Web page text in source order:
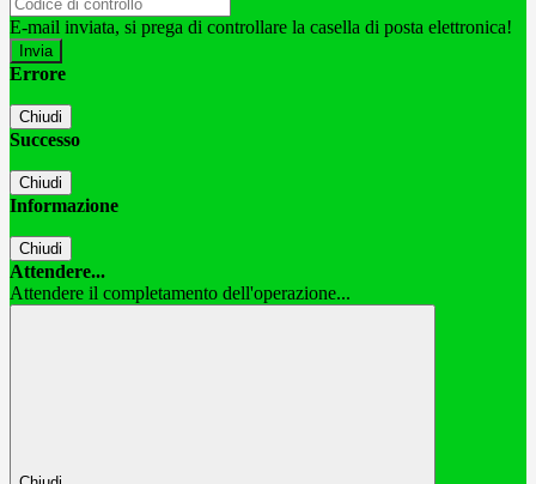
E-mail inviata, si prega di controllare la casella di posta elettronica!
Errore
Chiudi
Successo
Chiudi
Informazione
Chiudi
Attendere...
Attendere il completamento dell'operazione...